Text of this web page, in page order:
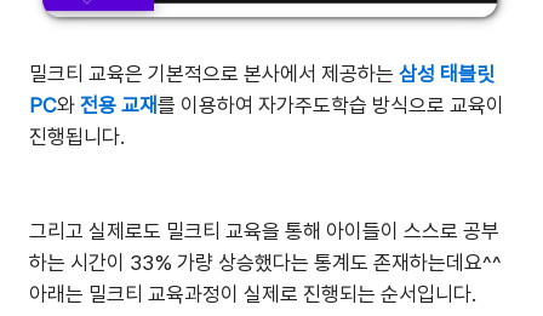
밀크티 교육은 기본적으로 본사에서 제공하는 삼성 태블릿
PC와 전용 교재를 이용하여 자가주도학습 방식으로 교육이
진행됩니다.
그리고 실제로도 밀크티 교육을 통해 아이들이 스스로 공부
하는 시간이 33% 가량 상승했다는 통계도 존재하는데요^^
아래는 밀크티 교육과정이 실제로 진행되는 순서입니다.